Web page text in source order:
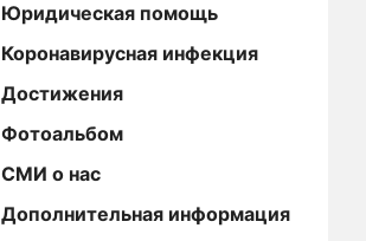
Юридическая помощь
Коронавирусная инфекция
Достижения
Фотоальбом
СМИ о нас
Дополнительная информация